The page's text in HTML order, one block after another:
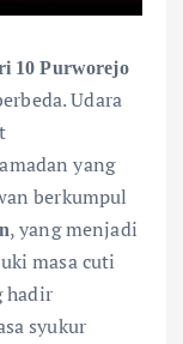
10 Purworejo
Udara
yang
berkumpul
, yang menjadi
masa cuti
hadir
syukur